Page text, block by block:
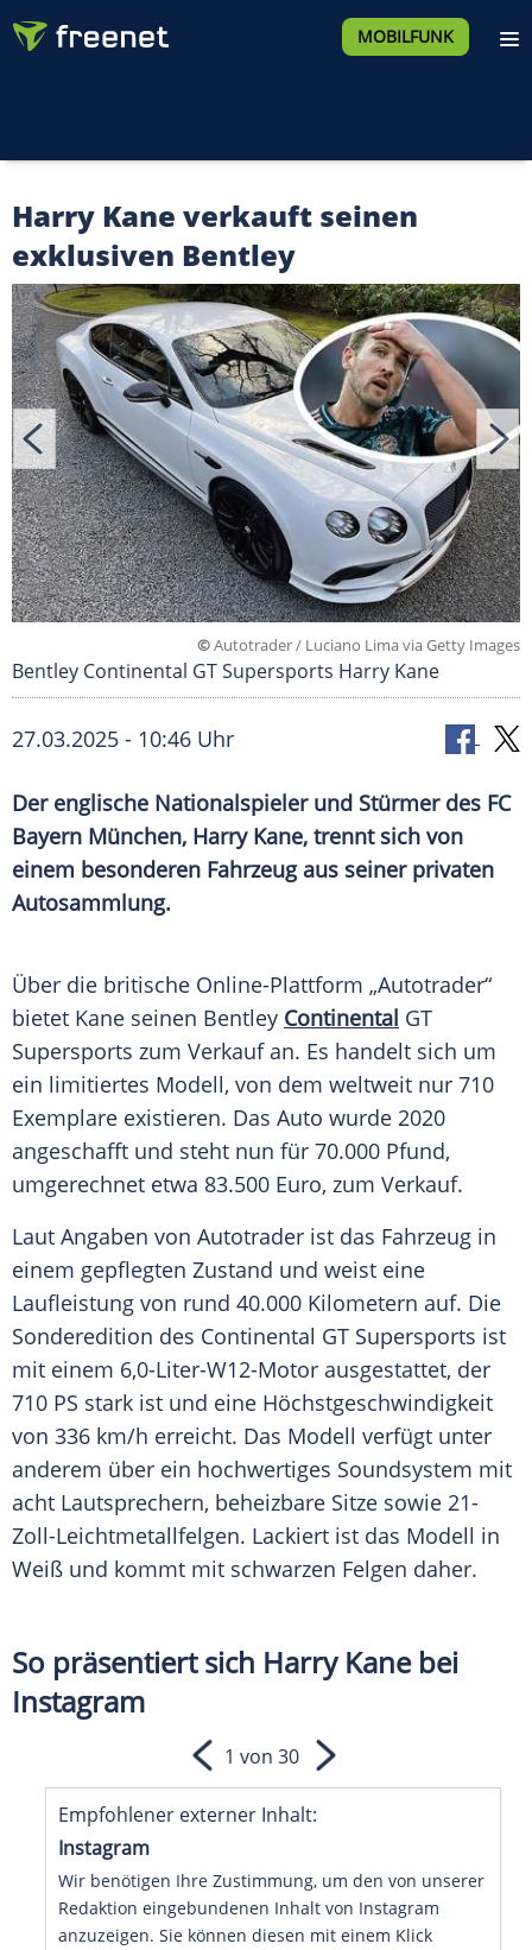
MOBILFUNK
Harry Kane verkauft seinen
exklusiven Bentley
©Autotrader / Luciano Lima via Getty Images
Bentley Continental GT Supersports Harry Kane
27.03.2025 - 10:46 Uhr
Der englische Nationalspieler und Stürmer des FC
Bayern München, Harry Kane, trennt sich von
einem besonderen Fahrzeug aus seiner privaten
Autosammlung.
Über die britische Online-Plattform „Autotrader“
bietet Kane seinen Bentley Continental GT
Supersports zum Verkauf an. Es handelt sich um
ein limitiertes Modell, von dem weltweit nur 710
Exemplare existieren. Das Auto wurde 2020
angeschafft und steht nun für 70.000 Pfund,
umgerechnet etwa 83.500 Euro, zum Verkauf.
Laut Angaben von Autotrader ist das Fahrzeug in
einem gepflegten Zustand und weist eine
Laufleistung von rund 40.000 Kilometern auf. Die
Sonderedition des Continental GT Supersports ist
mit einem 6,0-Liter-W12-Motor ausgestattet, der
710 PS stark ist und eine Höchstgeschwindigkeit
von 336 km/h erreicht. Das Modell verfügt unter
anderem über ein hochwertiges Soundsystem mit
acht Lautsprechern, beheizbare Sitze sowie 21-
Zoll-Leichtmetallfelgen. Lackiert ist das Modell in
Weiß und kommt mit schwarzen Felgen daher.
So präsentiert sich Harry Kane bei
Instagram
Empfohlener externer Inhalt:
Instagram
Wir benötigen Ihre Zustimmung, um den von unserer
Redaktion eingebundenen Inhalt von Instagram
anzuzeigen. Sie können diesen mit einem Klick
1 von 30